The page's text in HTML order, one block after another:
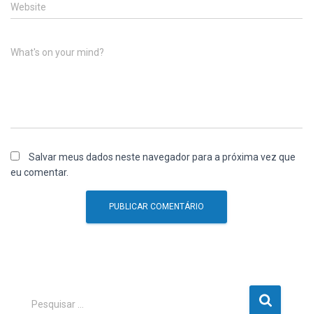
Website
What's on your mind?
Salvar meus dados neste navegador para a próxima vez que
eu comentar.
P
Pesquisar …